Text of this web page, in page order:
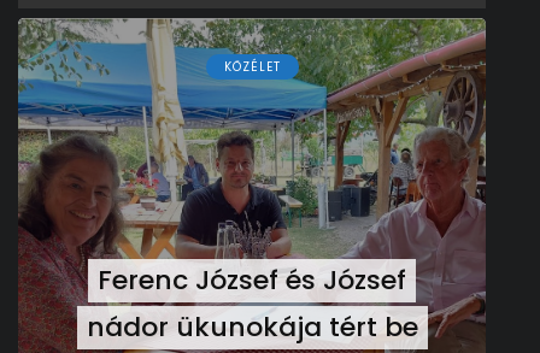
KÖZÉLET
Ferenc József és József
nádor ükunokája tért be